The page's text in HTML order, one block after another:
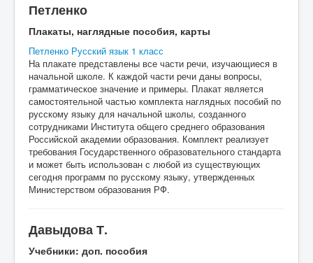
Петленко
Плакаты, наглядные пособия, карты
Петленко Русский язык 1 класс
На плакате представлены все части речи, изучающиеся в
начальной школе. К каждой части речи даны вопросы,
грамматическое значение и примеры. Плакат является
самостоятельной частью комплекта наглядных пособий по
русскому языку для начальной школы, созданного
сотрудниками Института общего среднего образования
Российской академии образования. Комплект реализует
требования Государственного образовательного стандарта
и может быть использован с любой из существующих
сегодня программ по русскому языку, утвержденных
Министерством образования РФ.
Давыдова Т.
Учебники: доп. пособия